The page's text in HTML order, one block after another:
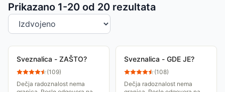
Prikazano 1-20 od 20 rezultata
Sortiranje proizvoda
Sveznalica - ZAŠTO?
(109)
Dečja radoznalost nema
Sveznalica - GDE JE?
(108)
Dečja radoznalost nema